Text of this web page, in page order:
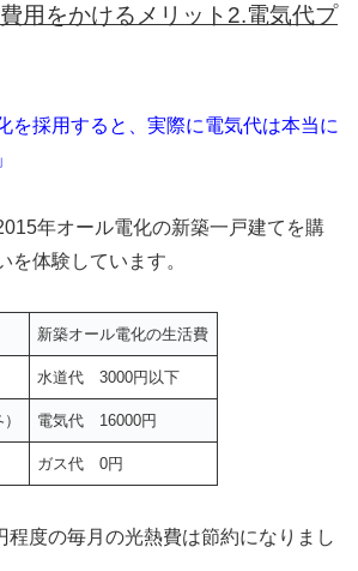
用をかけるメリット2.電気代プ
を採用すると、実際に電気代は本当に
年オール電化の新築一戸建てを購
を体験しています。
新築オール電化の生活費
水道代 3000円以下
電気代 16000円
ガス代 0円
程度の毎月の光熱費は節約になりまし